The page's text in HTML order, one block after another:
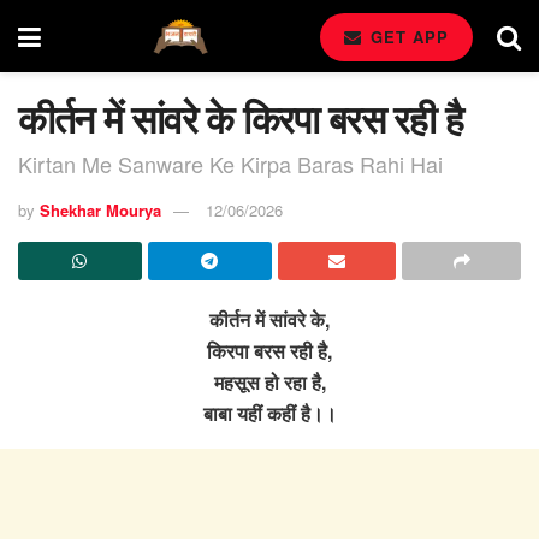
GET APP
कीर्तन में सांवरे के किरपा बरस रही है
Kirtan Me Sanware Ke Kirpa Baras Rahi Hai
by Shekhar Mourya 12/06/2026
कीर्तन में सांवरे के,
किरपा बरस रही है,
महसूस हो रहा है,
बाबा यहीं कहीं है।।